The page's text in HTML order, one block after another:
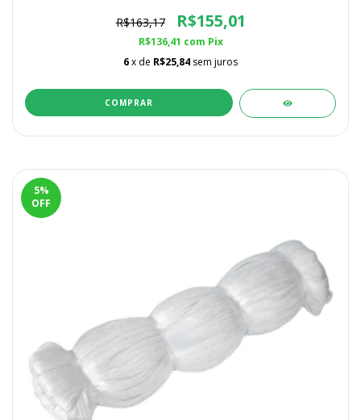
R$163,17 R$155,01
R$136,41 com Pix
6x de R$25,84 sem juros
5%
OFF